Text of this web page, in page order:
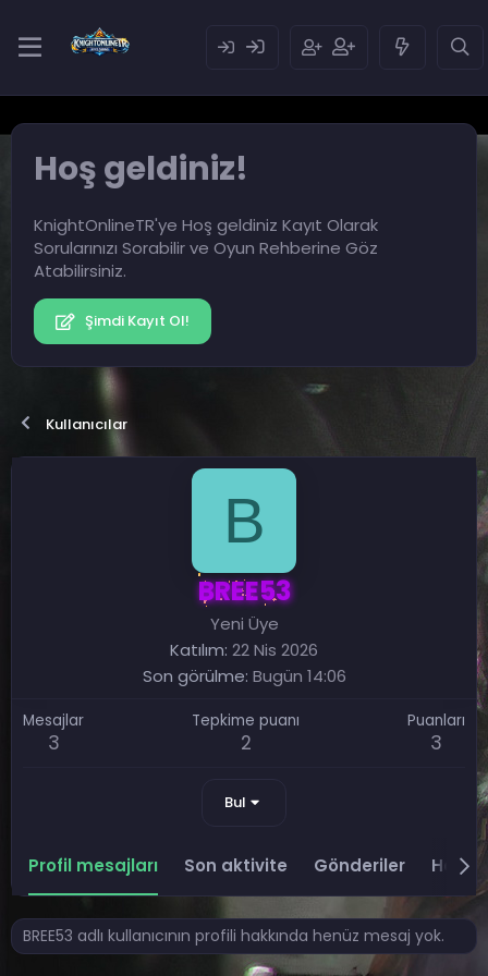
Hoş geldiniz!
KnightOnlineTR'ye Hoş geldiniz Kayıt Olarak
Sorularınızı Sorabilir ve Oyun Rehberine Göz
Atabilirsiniz.
Şimdi Kayıt Ol!
Kullanıcılar
B
BREE53
Yeni Üye
Katılım 22 Nis 2026
Son görülme Bugün 14:06
Mesajlar
3
Tepkime puanı
2
Puanları
3
Bul
Profil mesajları Son aktivite Gönderiler
BREE53 adlı kullanıcının profili hakkında henüz mesaj yok.